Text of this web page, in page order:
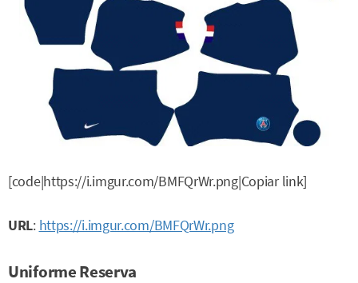
[code|https://i.imgur.com/BMFQrWr.png|Copiar link]
URL: https://i.imgur.com/BMFQrWr.png
Uniforme Reserva